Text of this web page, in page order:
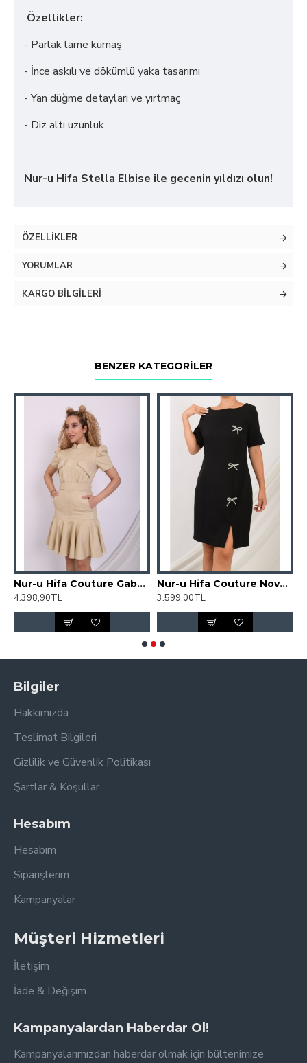
Özellikler:
- Parlak lame kumaş
- İnce askılı ve dökümlü yaka tasarımı
- Yan düğme detayları ve yırtmaç
- Diz altı uzunluk
Nur-u Hifa Stella Elbise ile gecenin yıldızı olun!
ÖZELLIKLER
YORUMLAR
KARGO BILGILERI
BENZER KATEGORILER
Nur-u Hifa Couture Gabardin Elbise
4.398,90TL
Nur-u Hifa Couture Novabella Elbise
3.599,00TL
Bilgiler
Hakkımızda
Teslimat Bilgileri
Gizlilik ve Güvenlik Politikası
Şartlar & Koşullar
Hesabım
Hesabım
Siparişlerim
Kampanyalar
Müşteri Hizmetleri
İletişim
İade & Değişim
Kampanyalardan Haberdar Ol!
Kampanyalarımızdan haberdar olmak için bültenimize